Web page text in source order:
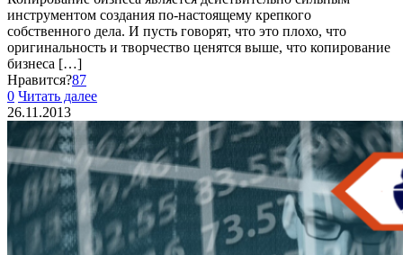
инструментом создания по-настоящему крепкого
собственного дела. И пусть говорят, что это плохо, что
оригинальность и творчество ценятся выше, что копирование
бизнеса […]
Нравится?87
0 Читать далее
26.11.2013